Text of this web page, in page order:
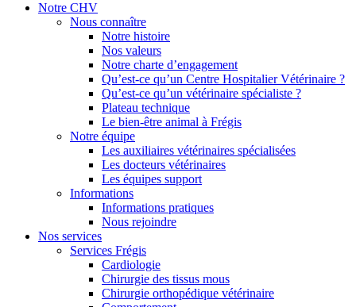
Notre CHV
Nous connaître
Notre histoire
Nos valeurs
Notre charte d’engagement
Qu’est-ce qu’un Centre Hospitalier Vétérinaire ?
Qu’est-ce qu’un vétérinaire spécialiste ?
Plateau technique
Le bien-être animal à Frégis
Notre équipe
Les auxiliaires vétérinaires spécialisées
Les docteurs vétérinaires
Les équipes support
Informations
Informations pratiques
Nous rejoindre
Nos services
Services Frégis
Cardiologie
Chirurgie des tissus mous
Chirurgie orthopédique vétérinaire